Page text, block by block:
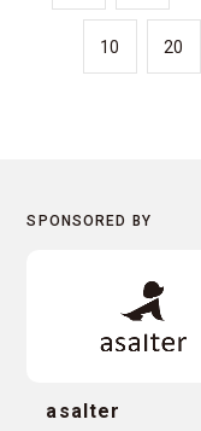
10 20
asalter